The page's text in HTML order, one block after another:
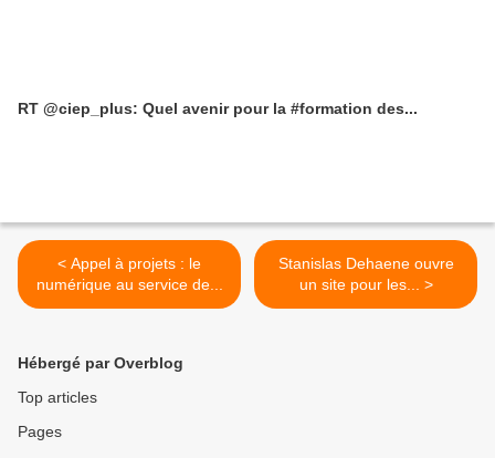
RT @ciep_plus: Quel avenir pour la #formation des...
< Appel à projets : le
numérique au service de...
Stanislas Dehaene ouvre
un site pour les... >
Hébergé par Overblog
Top articles
Pages